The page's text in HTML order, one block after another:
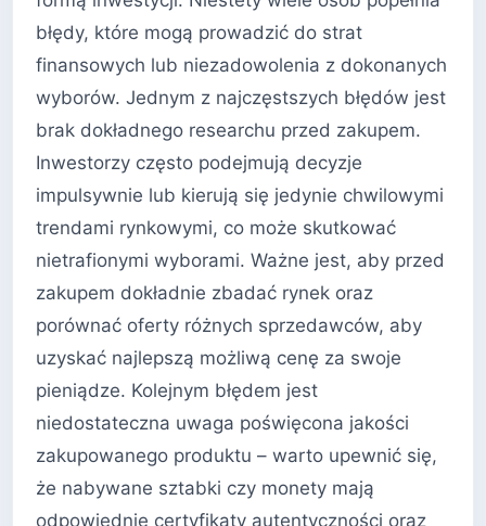
błędy, które mogą prowadzić do strat
finansowych lub niezadowolenia z dokonanych
wyborów. Jednym z najczęstszych błędów jest
brak dokładnego researchu przed zakupem.
Inwestorzy często podejmują decyzje
impulsywnie lub kierują się jedynie chwilowymi
trendami rynkowymi, co może skutkować
nietrafionymi wyborami. Ważne jest, aby przed
zakupem dokładnie zbadać rynek oraz
porównać oferty różnych sprzedawców, aby
uzyskać najlepszą możliwą cenę za swoje
pieniądze. Kolejnym błędem jest
niedostateczna uwaga poświęcona jakości
zakupowanego produktu – warto upewnić się,
że nabywane sztabki czy monety mają
odpowiednie certyfikaty autentyczności oraz